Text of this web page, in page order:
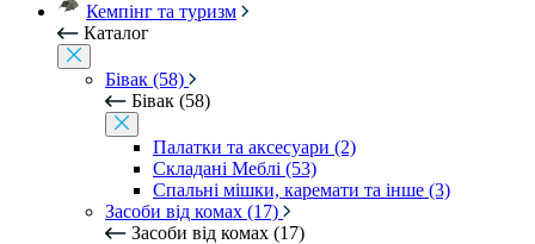
Кемпінг та туризм
Каталог
Бівак (58)
Бівак (58)
Палатки та аксесуари (2)
Складані Меблі (53)
Спальні мішки, каремати та інше (3)
Засоби від комах (17)
Засоби від комах (17)